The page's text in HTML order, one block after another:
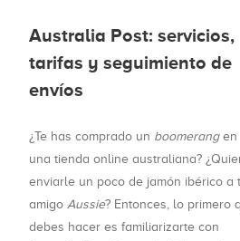
Australia Post: servicios,
tarifas y seguimiento de
envíos
¿Te has comprado un boomerangen
una tienda online australiana?
enviarle un poco de jamón ibérico a
amigo Aussie? Entonces, lo primero
debes hacer es familiarizarte con